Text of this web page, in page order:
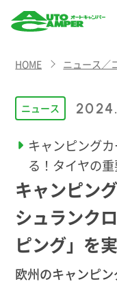
CAMPER
（オート
キャン
パー）
HOME ニュース／
ニュース
キャンピング
る！タイヤの
キャンピン
シュランク
ピング」を
欧州のキャンピ